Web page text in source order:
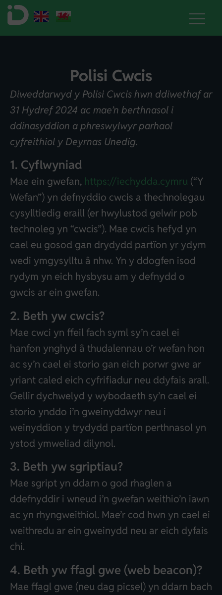
Polisi Cwcis
Diweddarwyd y Polisi Cwcis hwn ddiwethaf ar
31 Hydref 2024 ac mae’n berthnasol i
ddinasyddion a phreswylwyr parhaol
cyfreithiol y Deyrnas Unedig.
1. Cyflwyniad
Mae ein gwefan, https://iechydda.cymru (“Y
Wefan”) yn defnyddio cwcis a thechnolegau
cysylltiedig eraill (er hwylustod gelwir pob
technoleg yn “cwcis”). Mae cwcis hefyd yn
cael eu gosod gan drydydd partïon yr ydym
wedi ymgysylltu â nhw. Yn y ddogfen isod
rydym yn eich hysbysu am y defnydd o
gwcis ar ein gwefan.
2. Beth yw cwcis?
Mae cwci yn ffeil fach syml sy’n cael ei
hanfon ynghyd â thudalennau o’r wefan hon
ac sy’n cael ei storio gan eich porwr gwe ar
yriant caled eich cyfrifiadur neu ddyfais arall.
Gellir dychwelyd y wybodaeth sy’n cael ei
storio ynddo i’n gweinyddwyr neu i
weinyddion y trydydd partïon perthnasol yn
ystod ymweliad dilynol.
3. Beth yw sgriptiau?
Mae sgript yn ddarn o god rhaglen a
ddefnyddir i wneud i’n gwefan weithio’n iawn
ac yn rhyngweithiol. Mae’r cod hwn yn cael ei
weithredu ar ein gweinydd neu ar eich dyfais
chi.
4. Beth yw ffagl gwe (web beacon)?
Mae ffagl gwe (neu dag picsel) yn ddarn bach